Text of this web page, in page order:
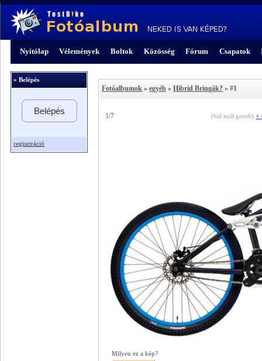
Nyitólap Vélemények Boltok Közösség Fórum Csapatok
» Belépés
Belépés
regisztráció
Fotóalbumok »egyéb »Hibrid Bringák? » #1
1/7 (bal nyíl gomb) ‹
Milyen ez a kép?